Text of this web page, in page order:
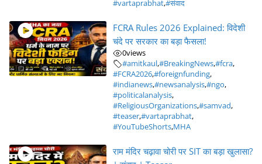
#vartaprabhat,#संवाद
FCRA Rules 2026 Explained: विदेशी
चंदे पर सरकार का बड़ा फैसला!
0views
#amitkaul,#BreakingNews,#fcra,
#FCRA2026,#foreignfunding,
#indianews,#newsanalysis,#ngo,
#politicalanalysis,
#ReligiousOrganizations,#samvad,
#teaser,#vartaprabhat,
#YouTubeShorts,MHA
राम मंदिर चढ़ावा चोरी पर SIT का बड़ा खुलासा?